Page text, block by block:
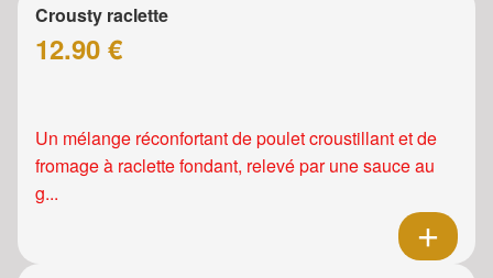
Crousty raclette
12.90 €
Un mélange réconfortant de poulet croustillant et de
fromage à raclette fondant, relevé par une sauce au
g...